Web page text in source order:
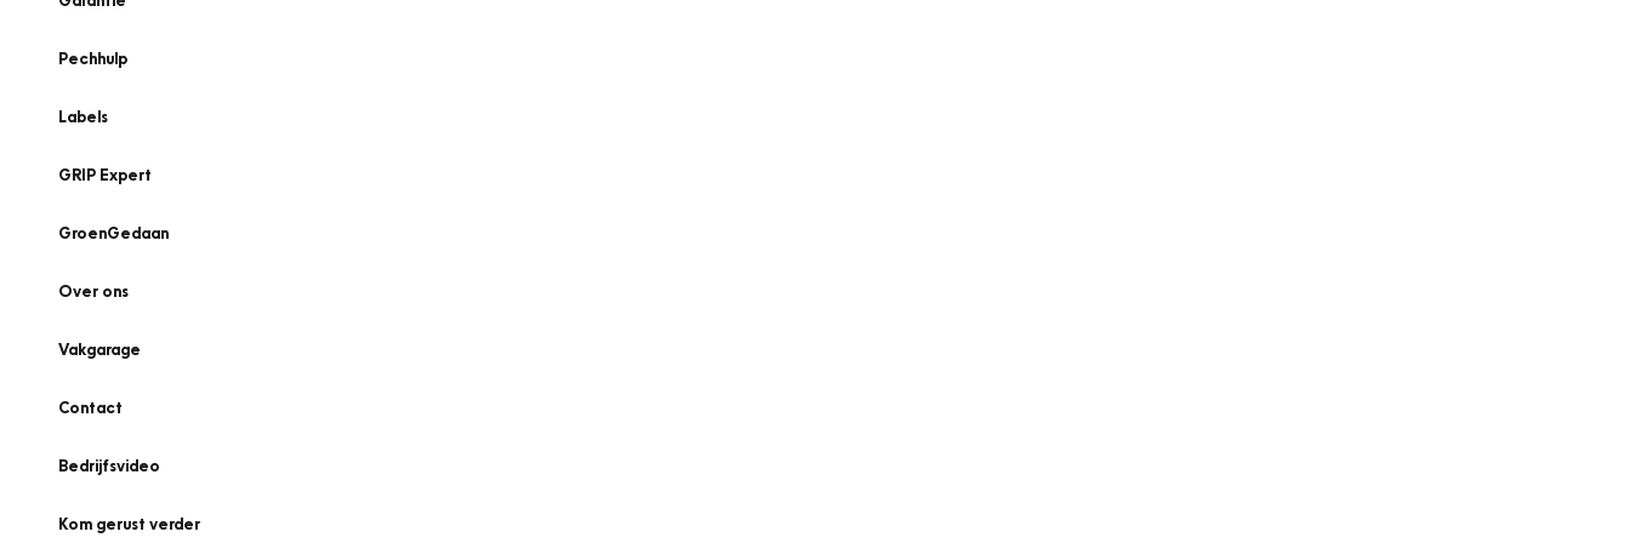
Pechhulp
Labels
GRIP Expert
GroenGedaan
Over ons
Vakgarage
Contact
Bedrijfsvideo
Kom gerust verder